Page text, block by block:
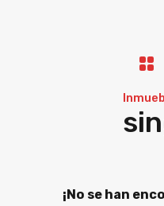
¡No se han